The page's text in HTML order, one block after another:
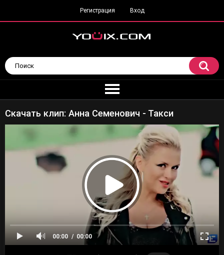
Регистрация Вход
Скачать клип: Анна Семенович - Такси
00:00 00:00